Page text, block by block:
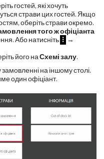
гостей, які хочуть
страви цих гостей. Якщо
оберіть страви окремо.
того ж офіціанта
Або натисніть ⁝ →
його наСхемі залу.
на іншому столі.
один офіціант.